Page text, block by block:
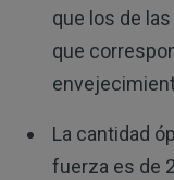
que los de
que
La cantidad
fuerza es de